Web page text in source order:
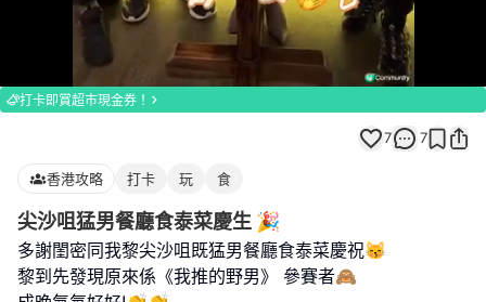
100.00%
打卡即賞超市現金券！
7 7
香港攻略 打卡 玩 食
尖沙咀猛男餐廳食泰菜慶生 🎉
多謝閨密同我黎尖沙咀既猛男餐廳食泰菜慶祝😽
黎到先發現原來係《我推的野男》 參賽者🙈